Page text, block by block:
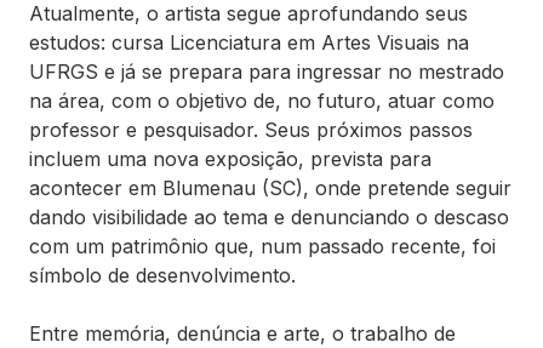
Atualmente, o artista segue aprofundando seus
estudos: cursa Licenciatura em Artes Visuais na
UFRGS e já se prepara para ingressar no mestrado
na área, com o objetivo de, no futuro, atuar como
professor e pesquisador. Seus próximos passos
incluem uma nova exposição, prevista para
acontecer em Blumenau (SC), onde pretende seguir
dando visibilidade ao tema e denunciando o descaso
com um patrimônio que, num passado recente, foi
símbolo de desenvolvimento.
Entre memória, denúncia e arte, o trabalho de